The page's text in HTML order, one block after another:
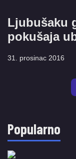
Ljubušaku
pokušaja
31. prosinac 2016
Popularno